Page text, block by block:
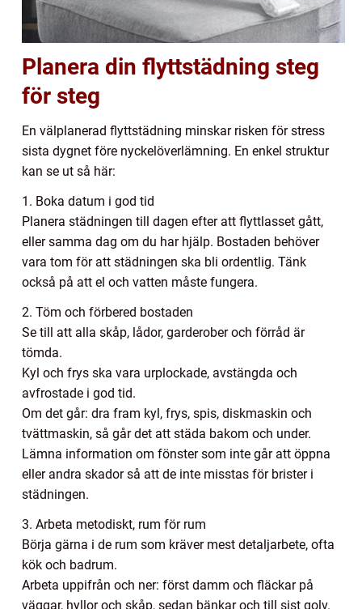
Planera din flyttstädning steg
för steg
En välplanerad flyttstädning minskar risken för stress
sista dygnet före nyckelöverlämning. En enkel struktur
kan se ut så här:
1. Boka datum i god tid
Planera städningen till dagen efter att flyttlasset gått,
eller samma dag om du har hjälp. Bostaden behöver
vara tom för att städningen ska bli ordentlig. Tänk
också på att el och vatten måste fungera.
2. Töm och förbered bostaden
Se till att alla skåp, lådor, garderober och förråd är
tömda.
Kyl och frys ska vara urplockade, avstängda och
avfrostade i god tid.
Om det går: dra fram kyl, frys, spis, diskmaskin och
tvättmaskin, så går det att städa bakom och under.
Lämna information om fönster som inte går att öppna
eller andra skador så att de inte misstas för brister i
städningen.
3. Arbeta metodiskt, rum för rum
Börja gärna i de rum som kräver mest detaljarbete, ofta
kök och badrum.
Arbeta uppifrån och ner: först damm och fläckar på
väggar, hyllor och skåp, sedan bänkar och till sist golv.